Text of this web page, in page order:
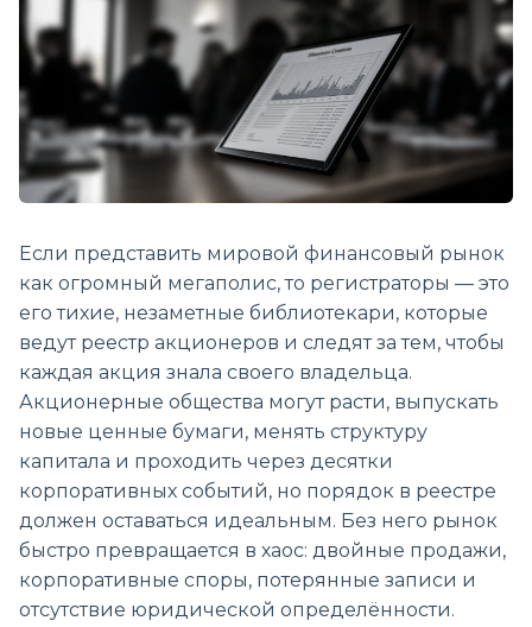
Если представить мировой финансовый рынок
как огромный мегаполис, то регистраторы — это
его тихие, незаметные библиотекари, которые
ведут реестр акционеров и следят за тем, чтобы
каждая акция знала своего владельца.
Акционерные общества могут расти, выпускать
новые ценные бумаги, менять структуру
капитала и проходить через десятки
корпоративных событий, но порядок в реестре
должен оставаться идеальным. Без него рынок
быстро превращается в хаос: двойные продажи,
корпоративные споры, потерянные записи и
отсутствие юридической определённости.